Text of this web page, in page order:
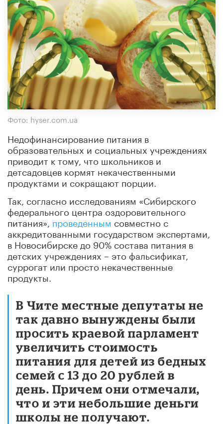
Фото: hyser.com.ua
Недофинансирование питания в
образовательных и социальных учреждениях
приводит к тому, что школьников и
детсадовцев кормят некачественными
продуктами и сокращают порции.
Так, согласно исследованиям «Сибирского
федерального центра оздоровительного
питания», проведенным совместно с
аккредитованными государством экспертами,
в Новосибирске до 90% состава питания в
детских учреждениях – это фальсификат,
суррогат или просто некачественные
продукты.
В Чите местные депутаты не
так давно вынуждены были
просить краевой парламент
увеличить стоимость
питания для детей из бедных
семей с 13 до 20 рублей в
день. Причем они отмечали,
что и эти небольшие деньги
школы не получают.